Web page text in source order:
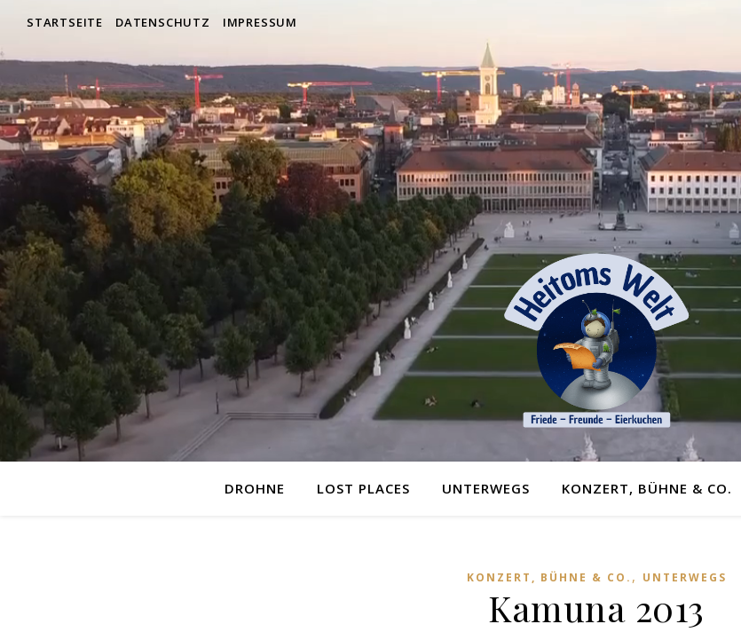
STARTSEITE DATENSCHUTZ IMPRESSUM
DROHNE LOST PLACES UNTERWEGS KONZERT, BÜHNE & CO.
KONZERT, BÜHNE & CO. , UNTERWEGS
Kamuna 2013